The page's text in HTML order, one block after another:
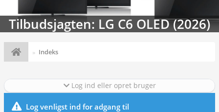
Tilbudsjagten: LG C6 OLED (2026)
Indeks
Log ind eller opret bruger
Log venligst ind for adgang til